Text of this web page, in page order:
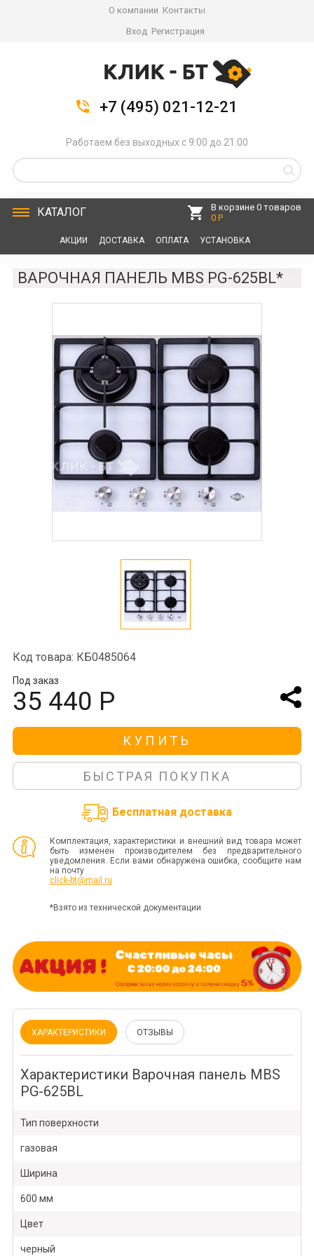
О компании Контакты
Вход Регистрация
+7 (495) 021-12-21
Работаем без выходных с 9:00 до 21:00
КАТАЛОГ
В корзине 0 товаров
0 Р
АКЦИИ ДОСТАВКА ОПЛАТА УСТАНОВКА
ВАРОЧНАЯ ПАНЕЛЬ MBS PG-625BL*
Код товара: КБ0485064
Под заказ
35 440 Р
КУПИТЬ
БЫСТРАЯ ПОКУПКА
Бесплатная доставка
Комплектация, характеристики и внешний вид товара может
быть изменен производителем без предварительного
уведомления. Если вами обнаружена ошибка, сообщите нам
на почту
click-bt@mail.ru
*Взято из технической документации
ХАРАКТЕРИСТИКИ ОТЗЫВЫ
Характеристики Варочная панель MBS
PG-625BL
Тип поверхности
газовая
Ширина
600 мм
Цвет
черный